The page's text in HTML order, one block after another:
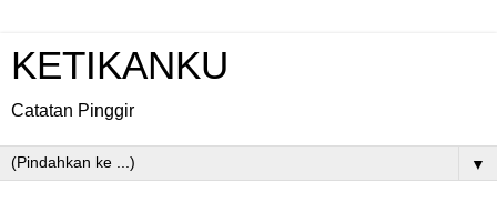
KETIKANKU
Catatan Pinggir
▼